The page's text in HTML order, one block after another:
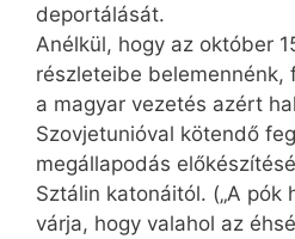
deportálását.
Anélkül, hogy az október
részleteibe belemennénk,
a magyar vezetés azért
Szovjetunióval kötendő
megállapodás
Sztálin katonáitól. („A pók
várja, hogy valahol az